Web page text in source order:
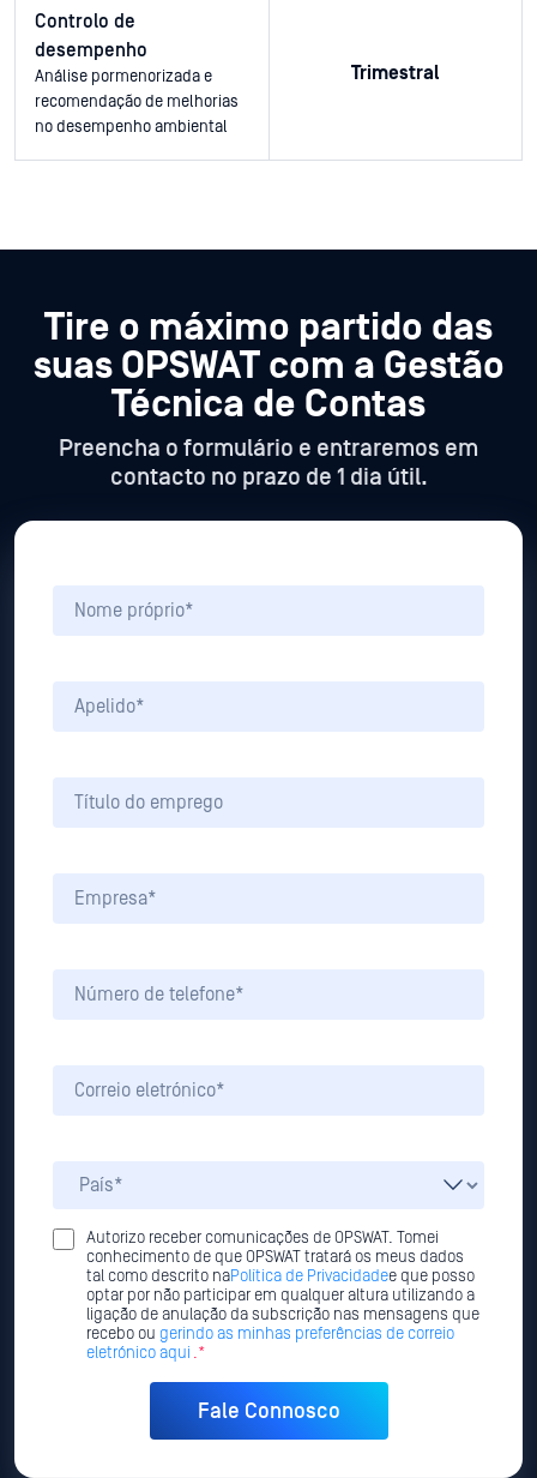
Controlo de
desempenho
Análise pormenorizada e
recomendação de melhorias
no desempenho ambiental
Trimestral
Tire o máximo partido das
suas OPSWAT com a Gestão
Técnica de Contas
Preencha o formulário e entraremos em
contacto no prazo de 1 dia útil.
Autorizo receber comunicações de OPSWAT. Tomei
conhecimento de que OPSWAT tratará os meus dados
tal como descrito naPolítica de Privacidadee que posso
optar por não participar em qualquer altura utilizando a
ligação de anulação da subscrição nas mensagens que
recebo ou gerindo as minhas preferências de correio
eletrónico aqui .*